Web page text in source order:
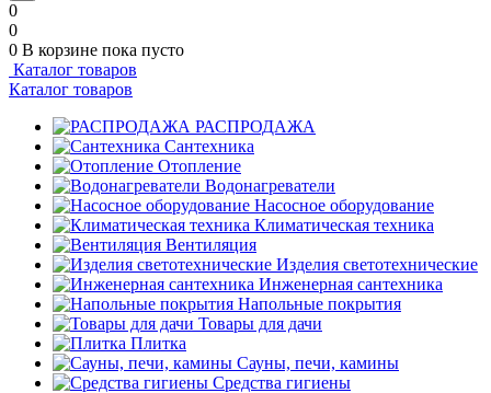
0
0
0 В корзине пока пусто
Каталог товаров
Каталог товаров
РАСПРОДАЖА
Сантехника
Отопление
Водонагреватели
Насосное оборудование
Климатическая техника
Вентиляция
Изделия светотехнические
Инженерная сантехника
Напольные покрытия
Товары для дачи
Плитка
Сауны, печи, камины
Средства гигиены